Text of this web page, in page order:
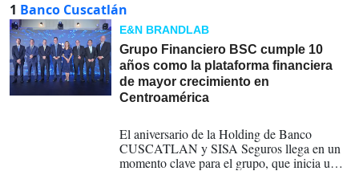
1 Banco Cuscatlán
E&N BRANDLAB
Grupo Financiero BSC cumple 10
años como la plataforma financiera
de mayor crecimiento en
Centroamérica
El aniversario de la Holding de Banco
CUSCATLAN y SISA Seguros llega en un
momento clave para el grupo, que inicia una